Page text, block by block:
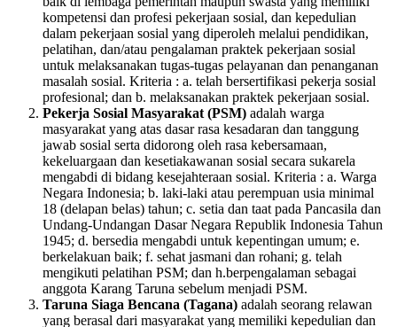
kompetensi dan profesi pekerjaan sosial, dan kepedulian
dalam pekerjaan sosial yang diperoleh melalui pendidikan,
pelatihan, dan/atau pengalaman praktek pekerjaan sosial
untuk melaksanakan tugas-tugas pelayanan dan penanganan
masalah sosial. Kriteria : a. telah bersertifikasi pekerja sosial
profesional; dan b. melaksanakan praktek pekerjaan sosial.
Pekerja Sosial Masyarakat (PSM) adalah warga
masyarakat yang atas dasar rasa kesadaran dan tanggung
jawab sosial serta didorong oleh rasa kebersamaan,
kekeluargaan dan kesetiakawanan sosial secara sukarela
mengabdi di bidang kesejahteraan sosial. Kriteria : a. Warga
Negara Indonesia; b. laki-laki atau perempuan usia minimal
18 (delapan belas) tahun; c. setia dan taat pada Pancasila dan
Undang-Undangan Dasar Negara Republik Indonesia Tahun
1945; d. bersedia mengabdi untuk kepentingan umum; e.
berkelakuan baik; f. sehat jasmani dan rohani; g. telah
mengikuti pelatihan PSM; dan h.berpengalaman sebagai
anggota Karang Taruna sebelum menjadi PSM.
Taruna Siaga Bencana (Tagana) adalah seorang relawan
yang berasal dari masyarakat yang memiliki kepedulian dan